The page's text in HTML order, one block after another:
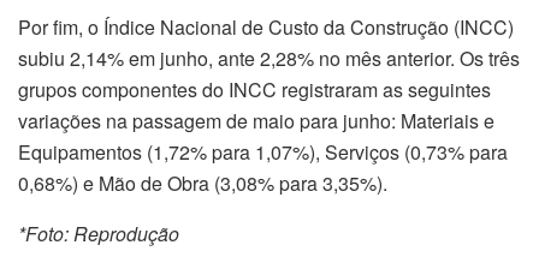
Por fim, o Índice Nacional de Custo da Construção (INCC)
subiu 2,14% em junho, ante 2,28% no mês anterior. Os três
grupos componentes do INCC registraram as seguintes
variações na passagem de maio para junho: Materiais e
Equipamentos (1,72% para 1,07%), Serviços (0,73% para
0,68%) e Mão de Obra (3,08% para 3,35%).
*Foto: Reprodução